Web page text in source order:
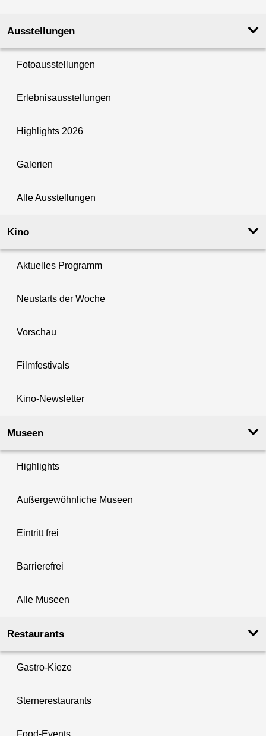
Ausstellungen
Fotoausstellungen
Erlebnisausstellungen
Highlights 2026
Galerien
Alle Ausstellungen
Kino
Aktuelles Programm
Neustarts der Woche
Vorschau
Filmfestivals
Kino-Newsletter
Museen
Highlights
Außergewöhnliche Museen
Eintritt frei
Barrierefrei
Alle Museen
Restaurants
Gastro-Kieze
Sternerestaurants